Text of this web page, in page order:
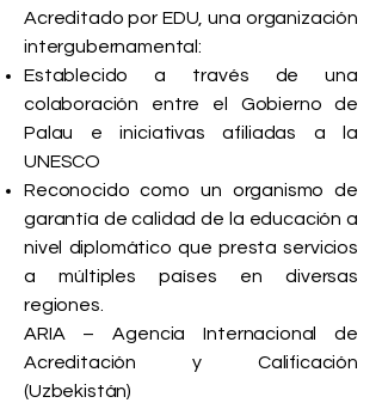
Acreditado por EDU, una organización
intergubernamental:
Establecido a través de una
colaboración entre el Gobierno de
Palau e iniciativas afiliadas a la
UNESCO
Reconocido como un organismo de
garantía de calidad de la educación a
nivel diplomático que presta servicios
a múltiples países en diversas
regiones.
ARIA – Agencia Internacional de
Acreditación y Calificación
(Uzbekistán)